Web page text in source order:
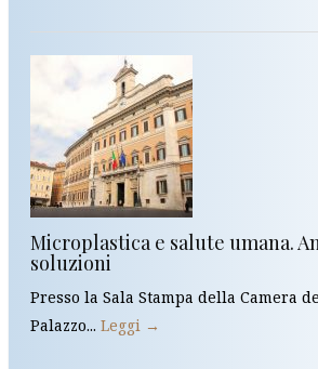
Microplastica e salute umana.
soluzioni
Presso la Sala Stampa della Camera
Palazzo... Leggi →